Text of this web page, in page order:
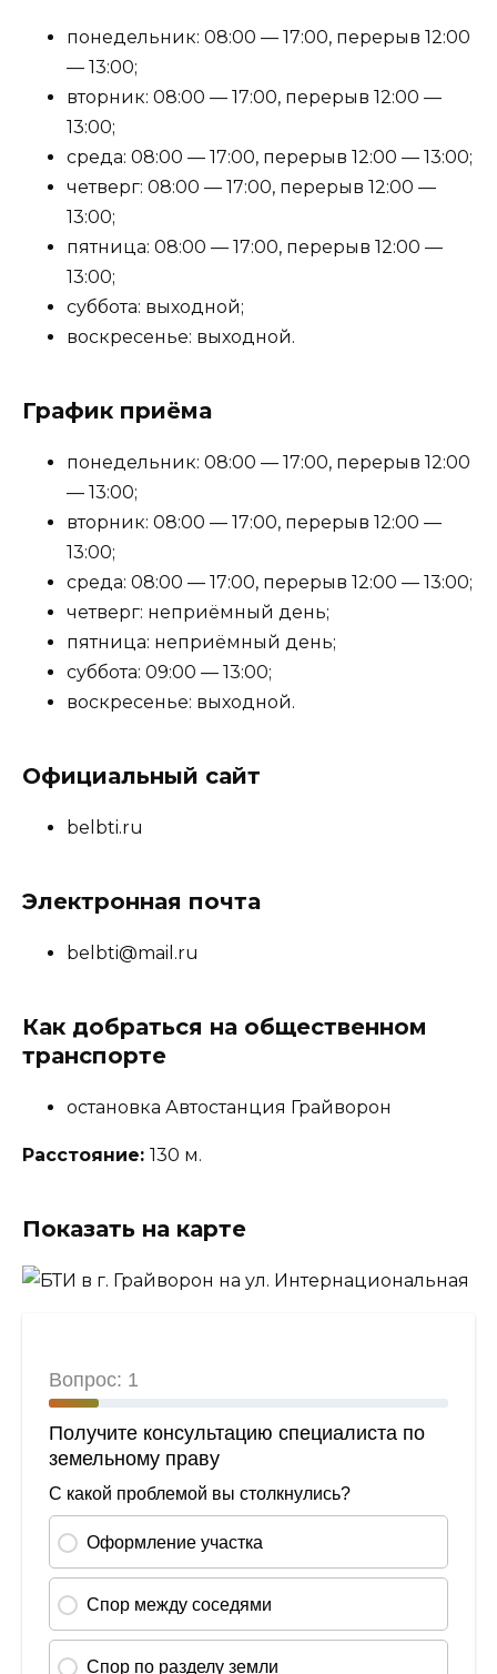
понедельник: 08:00 — 17:00, перерыв 12:00
— 13:00;
вторник: 08:00 — 17:00, перерыв 12:00 —
13:00;
среда: 08:00 — 17:00, перерыв 12:00 — 13:00;
четверг: 08:00 — 17:00, перерыв 12:00 —
13:00;
пятница: 08:00 — 17:00, перерыв 12:00 —
13:00;
суббота: выходной;
воскресенье: выходной.
График приёма
понедельник: 08:00 — 17:00, перерыв 12:00
— 13:00;
вторник: 08:00 — 17:00, перерыв 12:00 —
13:00;
среда: 08:00 — 17:00, перерыв 12:00 — 13:00;
четверг: неприёмный день;
пятница: неприёмный день;
суббота: 09:00 — 13:00;
воскресенье: выходной.
Официальный сайт
belbti.ru
Электронная почта
belbti@mail.ru
Как добраться на общественном
транспорте
остановка Автостанция Грайворон
Расстояние: 130 м.
Показать на карте